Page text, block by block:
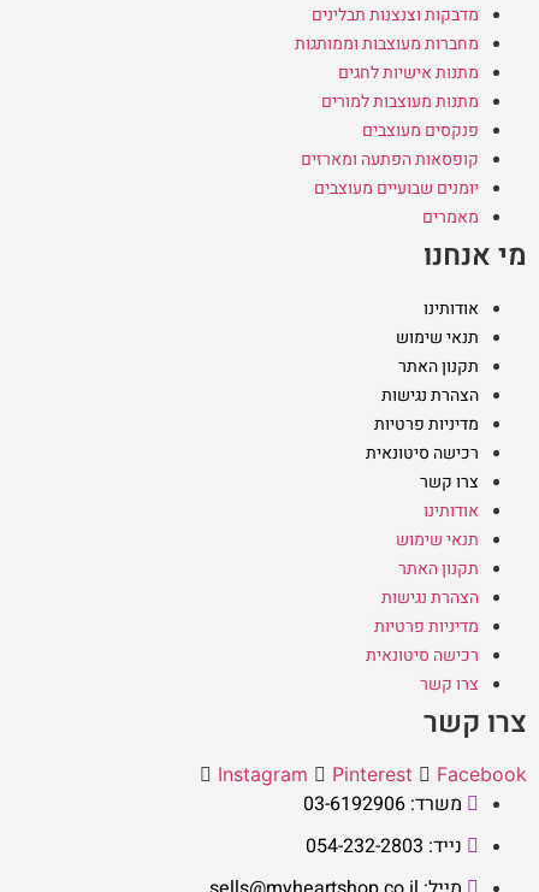
מדבקות וצנצנות תבלינים
מחברות מעוצבות וממותגות
מתנות אישיות לחגים
מתנות מעוצבות למורים
פנקסים מעוצבים
קופסאות הפתעה ומארזים
יומנים שבועיים מעוצבים
מאמרים
מי אנחנו
אודותינו
תנאי שימוש
תקנון האתר
הצהרת נגישות
מדיניות פרטיות
רכישה סיטונאית
צרו קשר
אודותינו
תנאי שימוש
תקנון האתר
הצהרת נגישות
מדיניות פרטיות
רכישה סיטונאית
צרו קשר
צרו קשר
Instagram Pinterest Facebook
משרד: 03-6192906
נייד: 054-232-2803